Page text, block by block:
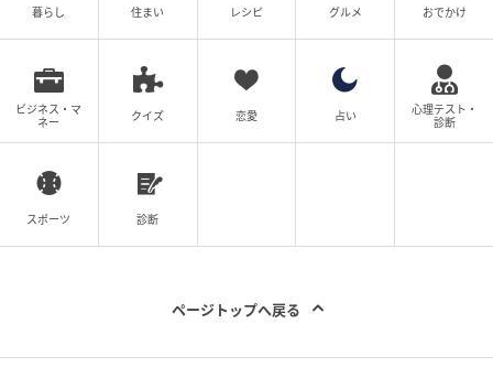
ご紹介しております。
※記事内の情報は執筆時のものになります。価格変更
や、販売終了の可能性もございます。最新の商品情報
は各お店・ブランドなどにご確認くださいませ。
もうすぐ終了！【ミスド】へ急げーーーーッ
ッ！（汗） 食べ逃したくない「限定ドーナ
ツ」って？
暮らし 住まい レシピ グルメ おでかけ
ビジネス・マ
ネー
クイズ 恋愛 占い
心理テスト・
診断
スポーツ 診断
ページトップへ戻る